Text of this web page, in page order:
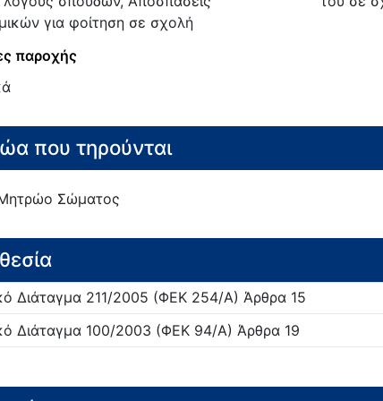
για φοίτηση σε σχολή
παροχής
που τηρούνται
Μητρώο Σώματος
Διάταγμα211/2005 (ΦΕΚ 254/Α) Άρθρα 15
Διάταγμα100/2003 (ΦΕΚ 94/Α) Άρθρα 19